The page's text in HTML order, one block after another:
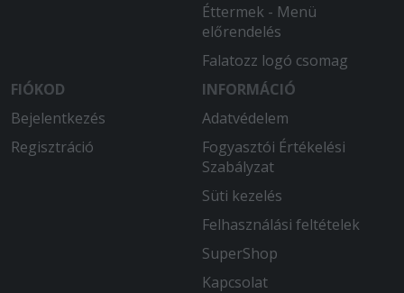
Éttermek - Menü
előrendelés
Falatozz logó csomag
FIÓKOD
Bejelentkezés
Regisztráció
INFORMÁCIÓ
Adatvédelem
Fogyasztói Értékelési
Szabályzat
Süti kezelés
Felhasználási feltételek
SuperShop
Kapcsolat